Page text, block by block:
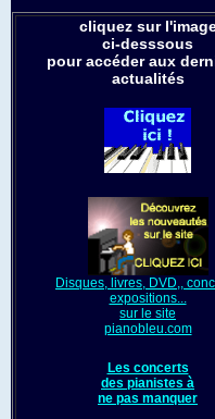
cliquez sur
ci-desssous
pour accéder aux
actualités
Disques, livres, DVD,,
expositions...
sur le site
pianobleu.com
Les concerts
des pianistes à
ne pas manquer